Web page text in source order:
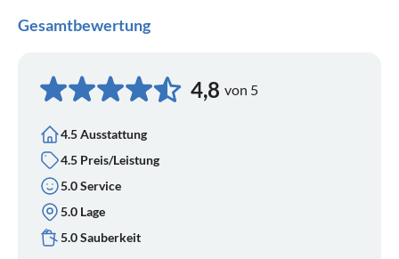
Gesamtbewertung
4,8 von 5
4.5 Ausstattung
4.5 Preis/Leistung
5.0 Service
5.0 Lage
5.0 Sauberkeit